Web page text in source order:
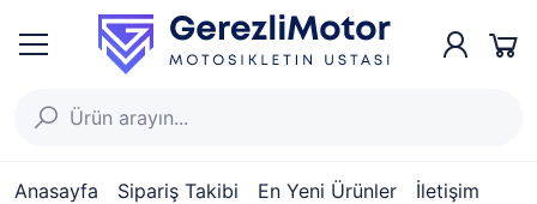
Anasayfa Sipariş Takibi En Yeni Ürünler İletişim